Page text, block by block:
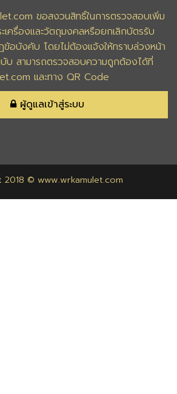
ขอสงวนสิทธิ์ในการตรวจสอบเพิ่ม
เครื่องและวัตถุมงคลหรือยกเลิกบัตรรับ
อบังคับ โดยไม่ต้องแจ้งให้ทราบล่วงหน้า
บ สามารถตรวจสอบความถูกต้องได้ที่
และทาง QR Code
ผู้ดูแลเข้าสู่ระบบ
2018 © www.wrkamulet.com